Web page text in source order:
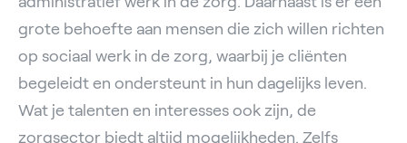
grote behoefte aan mensen die zich willen richten
op sociaal werk in de zorg, waarbij je cliënten
begeleidt en ondersteunt in hun dagelijks leven.
Wat je talenten en interesses ook zijn, de
zorgsector biedt altijd mogelijkheden. Zelfs